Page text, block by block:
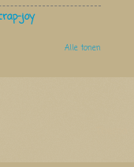
joy
Alle tonen